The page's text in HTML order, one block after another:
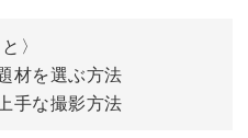
さっと可愛い似顔絵が描け
〉
材を選ぶ方法
手な撮影方法